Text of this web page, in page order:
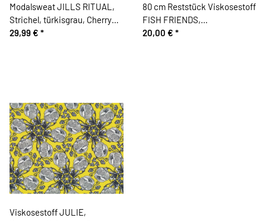
Modalsweat JILLS RITUAL,
Strichel, türkisgrau, Cherry
Picking
29,99 € *
80 cm Reststück Viskosestoff
FISH FRIENDS,
Unterwasserwelt, steingrau
20,00 € *
Viskosestoff JULIE,